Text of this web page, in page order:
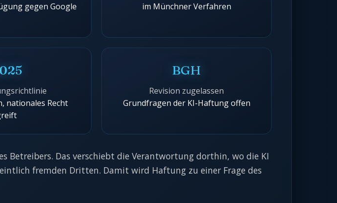
gegen Google
im Münchner Verfahren
nationales Recht
BGH
Revision zugelassen
Grundfragen der KI-Haftung offen
Betreibers. Das verschiebt die Verantwortung dorthin, wo die KI
fremden Dritten. Damit wird Haftung zu einer Frage des